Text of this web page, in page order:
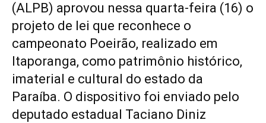
(ALPB) aprovou nessa quarta-feira (16) o
projeto de lei que reconhece o
campeonato Poeirão, realizado em
Itaporanga, como patrimônio histórico,
imaterial e cultural do estado da
Paraíba. O dispositivo foi enviado pelo
deputado estadual Taciano Diniz